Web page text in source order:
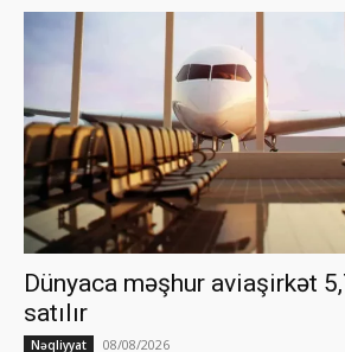
Dünyaca məşhur aviaşirkət
satılır
Nəqliyyat 08/08/2026